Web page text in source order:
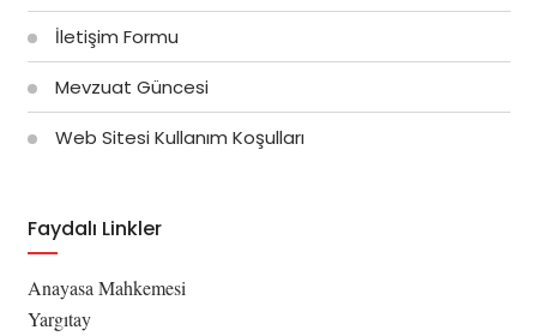
İletişim Formu
Mevzuat Güncesi
Web Sitesi Kullanım Koşulları
Faydalı Linkler
Anayasa Mahkemesi
Yargıtay